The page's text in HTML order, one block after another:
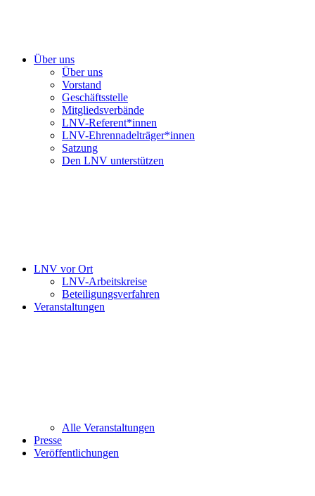
Über uns
Über uns
Vorstand
Geschäftsstelle
Mitgliedsverbände
LNV-Referent*innen
LNV-Ehrennadelträger*innen
Satzung
Den LNV unterstützen
LNV vor Ort
LNV-Arbeitskreise
Beteiligungsverfahren
Veranstaltungen
Alle Veranstaltungen
Presse
Veröffentlichungen